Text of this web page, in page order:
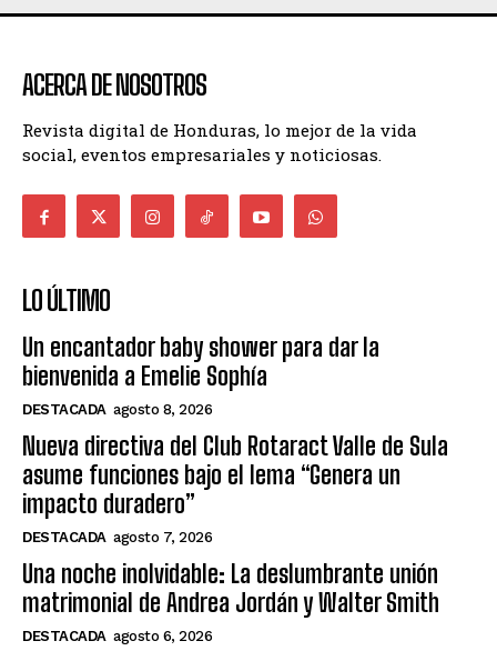
ACERCA DE NOSOTROS
Revista digital de Honduras, lo mejor de la vida
social, eventos empresariales y noticiosas.
LO ÚLTIMO
Un encantador baby shower para dar la
bienvenida a Emelie Sophía
DESTACADA agosto 8, 2026
Nueva directiva del Club Rotaract Valle de Sula
asume funciones bajo el lema “Genera un
impacto duradero”
DESTACADA agosto 7, 2026
Una noche inolvidable: La deslumbrante unión
matrimonial de Andrea Jordán y Walter Smith
DESTACADA agosto 6, 2026